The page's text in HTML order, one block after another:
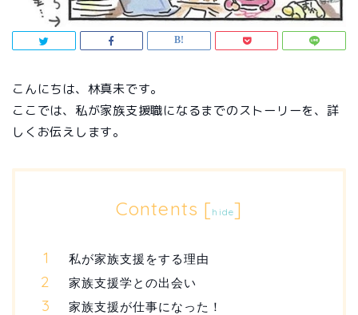
こんにちは、林真未です。
ここでは、私が家族支援職になるまでのストーリーを、詳
しくお伝えします。
Contents [hide]
私が家族支援をする理由
家族支援学との出会い
家族支援が仕事になった！